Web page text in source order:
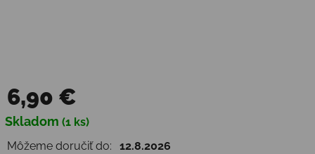
6,90 €
Jednotková cena:
Skladom (1 ks)
Môžeme doručiť do:
12.8.2026